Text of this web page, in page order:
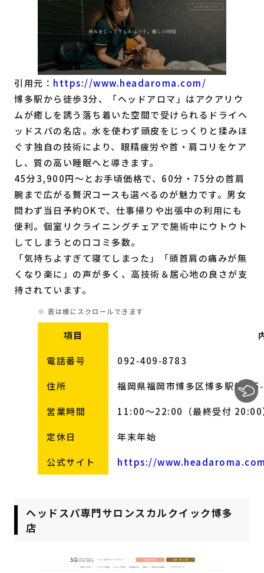
引用元： https://www.headaroma.com/
博多駅から徒歩3分、「ヘッドアロマ」はアクアリウ
ムが癒しを誘う落ち着いた空間で受けられるドライヘ
ッドスパの名店。水を使わず頭皮をじっくりと揉みほ
ぐす独自の技術により、眼精疲労や首・肩コリをケア
し、質の高い睡眠へと導きます。
45分3,900円～とお手頃価格で、60分・75分の首肩
腕まで広がる贅沢コースも選べるのが魅力です。男女
問わず当日予約OKで、仕事帰りや出張中の利用にも
便利。個室リクライニングチェアで施術中にウトウト
してしまうとの口コミ多数。
「気持ちよすぎて寝てしまった」「頭首肩の痛みが無
くなり楽に」の声が多く、高技術＆居心地の良さが支
持されています。
項目
電話番号 092‑409‑8783
住所 福岡県福岡市博多区博多駅前
営業時間 11:00～22:00（最終受付 20:00
定休日 年末年始
公式サイト https://
ヘッドスパ専門サロンスカルクイック博多
店